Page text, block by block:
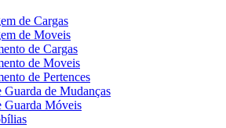
de Cargas
de Moveis
de Cargas
de Moveis
de Pertences
Guarda de Mudanças
Guarda Móveis